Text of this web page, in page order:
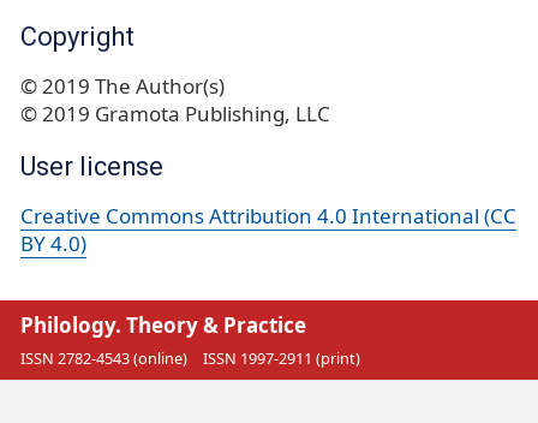
Copyright
© 2019 The Author(s)
© 2019 Gramota Publishing, LLC
User license
Creative Commons Attribution 4.0 International (CC
BY 4.0)
Philology. Theory & Practice
ISSN 2782-4543 (online) ISSN 1997-2911 (print)